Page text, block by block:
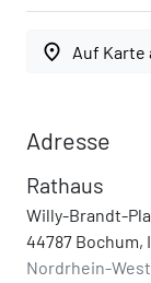
place Auf Karte
Adresse
Rathaus
Willy-Brandt-
44787 Bochum,
Nordrhein-